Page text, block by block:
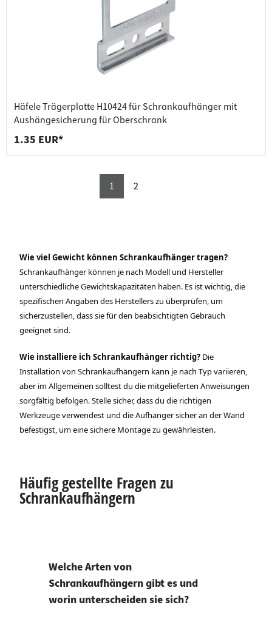
Häfele Trägerplatte H10424 für Schrankaufhänger mit
Aushängesicherung für Oberschrank
1.35 EUR*
1 2
Wie viel Gewicht können Schrankaufhänger tragen?
Schrankaufhänger können je nach Modell und Hersteller
unterschiedliche Gewichtskapazitäten haben. Es ist wichtig, die
spezifischen Angaben des Herstellers zu überprüfen, um
sicherzustellen, dass sie für den beabsichtigten Gebrauch
geeignet sind.
Wie installiere ich Schrankaufhänger richtig? Die
Installation von Schrankaufhängern kann je nach Typ variieren,
aber im Allgemeinen solltest du die mitgelieferten Anweisungen
sorgfältig befolgen. Stelle sicher, dass du die richtigen
Werkzeuge verwendest und die Aufhänger sicher an der Wand
befestigst, um eine sichere Montage zu gewährleisten.
Häufig gestellte Fragen zu
Schrankaufhängern
Welche Arten von
Schrankaufhängern gibt es und
worin unterscheiden sie sich?